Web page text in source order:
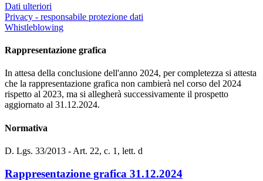
Dati ulteriori
Privacy - responsabile protezione dati
Whistleblowing
Rappresentazione grafica
In attesa della conclusione dell'anno 2024, per completezza si attesta
che la rappresentazione grafica non cambierà nel corso del 2024
rispetto al 2023, ma si allegherà successivamente il prospetto
aggiornato al 31.12.2024.
Normativa
D. Lgs. 33/2013 - Art. 22, c. 1, lett. d
Rappresentazione grafica 31.12.2024